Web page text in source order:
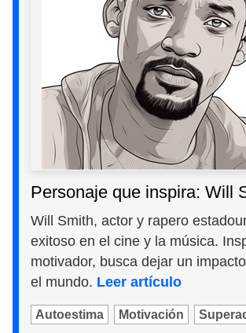
Personaje que inspira: Will
Will Smith, actor y rapero
exitoso en el cine y la música.
motivador, busca dejar un
el mundo. Leer artículo
Autoestima Motivación